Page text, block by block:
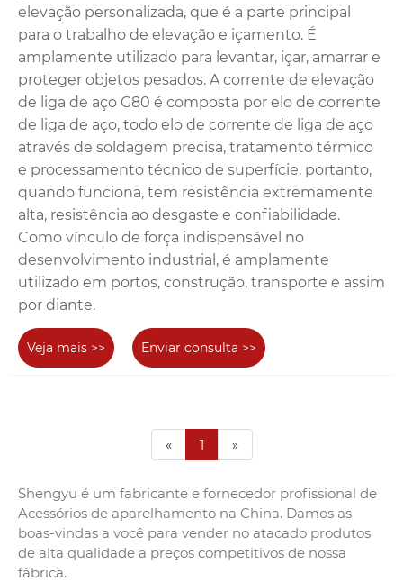
elevação personalizada, que é a parte principal
para o trabalho de elevação e içamento. É
amplamente utilizado para levantar, içar, amarrar e
proteger objetos pesados. A corrente de elevação
de liga de aço G80 é composta por elo de corrente
de liga de aço, todo elo de corrente de liga de aço
através de soldagem precisa, tratamento térmico
e processamento técnico de superfície, portanto,
quando funciona, tem resistência extremamente
alta, resistência ao desgaste e confiabilidade.
Como vínculo de força indispensável no
desenvolvimento industrial, é amplamente
utilizado em portos, construção, transporte e assim
por diante.
Veja mais >> Enviar consulta >>
« 1 »
Shengyu é um fabricante e fornecedor profissional de
Acessórios de aparelhamento na China. Damos as
boas-vindas a você para vender no atacado produtos
de alta qualidade a preços competitivos de nossa
fábrica.